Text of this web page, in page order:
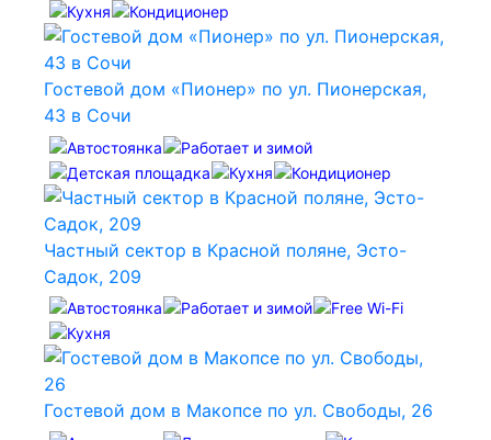
Гостевой дом «Пионер» по ул. Пионерская,
43 в Сочи
Частный сектор в Красной поляне, Эсто-
Садок, 209
Гостевой дом в Макопсе по ул. Свободы, 26